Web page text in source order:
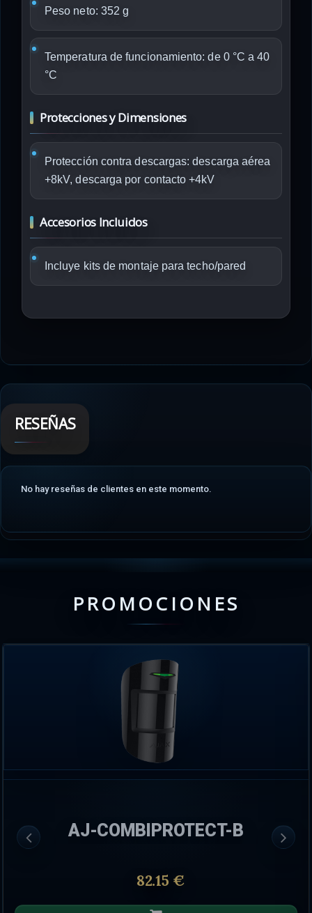
Peso neto: 352 g
Temperatura de funcionamiento: de 0 °C a 40
°C
Protecciones y Dimensiones
Protección contra descargas: descarga aérea
+8kV, descarga por contacto +4kV
Accesorios Incluidos
Incluye kits de montaje para techo/pared
RESEÑAS
No hay reseñas de clientes en este momento.
PROMOCIONES
AJ-COMBIPROTECT-B
82.15 €